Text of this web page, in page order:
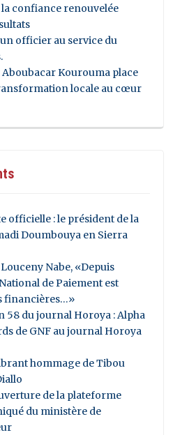
confiance renouvelée
officier au service du
Kourouma place
locale au cœur
officielle : le président de la
Doumbouya en Sierra
Louceny Nabe, «Depuis
de Paiement est
financières…»
58 du journal Horoya : Alpha
de GNF au journal Horoya
hommage de Tibou
de la plateforme
du ministère de